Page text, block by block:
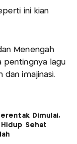
ini kian
Menengah
pentingnya lagu
dan imajinasi.
Dimulai,
Hidup Sehat